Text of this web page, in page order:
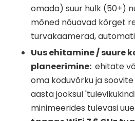
omada) suur hulk (50+)
mõned nõuavad kõrget
turvakaamerad,
Uus ehitamine / suure
planeerimine: ehitate
oma koduvõrku ja
aasta jooksul
minimeerides tulevasi